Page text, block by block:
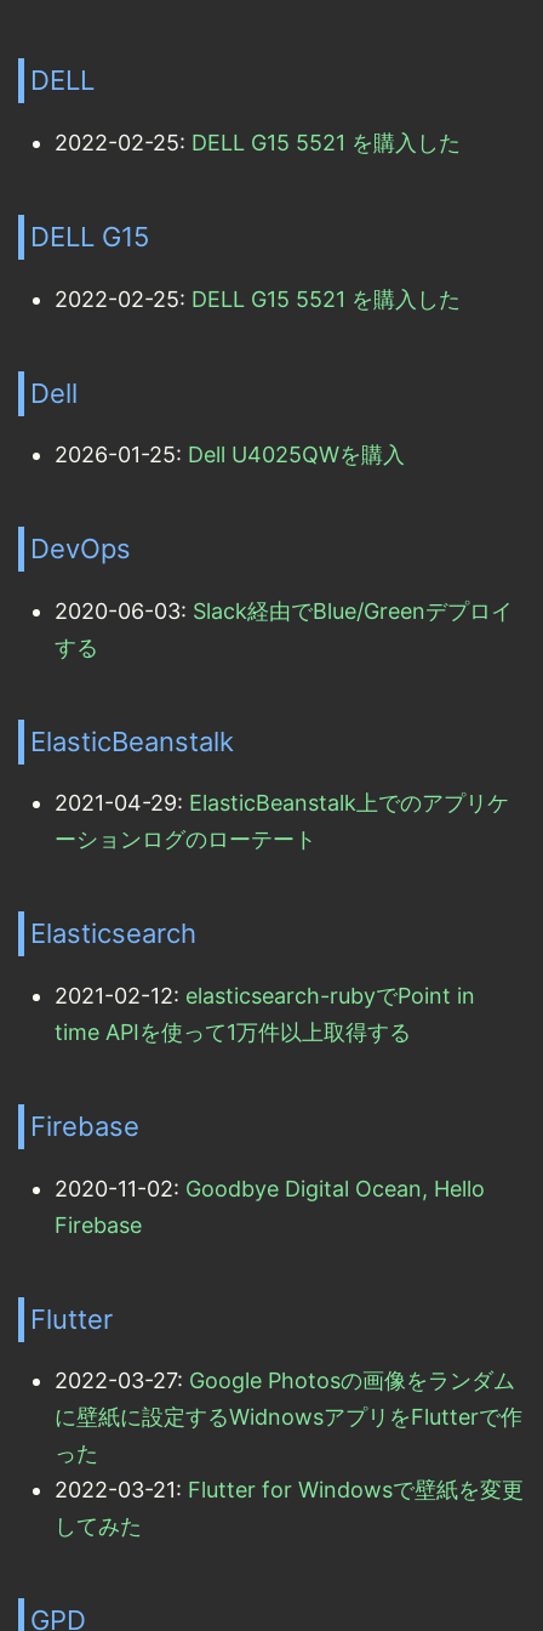
DELL
2022-02-25: DELL G15 5521 を購入した
DELL G15
2022-02-25: DELL G15 5521 を購入した
Dell
2026-01-25: Dell U4025QWを購入
DevOps
2020-06-03: Slack経由でBlue/Greenデプロイ
する
ElasticBeanstalk
2021-04-29: ElasticBeanstalk上でのアプリケ
ーションログのローテート
Elasticsearch
2021-02-12: elasticsearch-rubyでPoint in
time APIを使って1万件以上取得する
Firebase
2020-11-02: Goodbye Digital Ocean, Hello
Firebase
Flutter
2022-03-27: Google Photosの画像をランダム
に壁紙に設定するWidnowsアプリをFlutterで作
った
2022-03-21: Flutter for Windowsで壁紙を変更
してみた
GPD